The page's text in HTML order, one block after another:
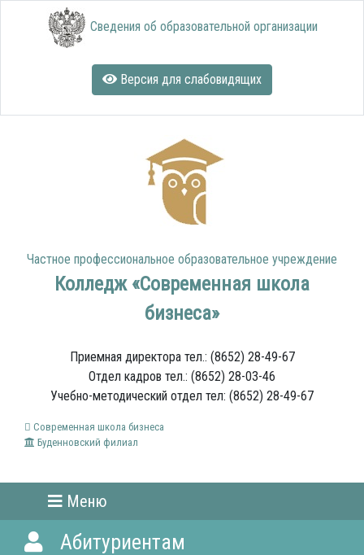
Сведения об образовательной организации
Версия для слабовидящих
Частное профессиональное образовательное учреждение
Колледж «Современная школа
бизнеса»
Приемная директора тел.: (8652) 28-49-67
Отдел кадров тел.: (8652) 28-03-46
Учебно-методический отдел тел: (8652) 28-49-67
Современная школа бизнеса
Буденновский филиал
Меню
Абитуриентам